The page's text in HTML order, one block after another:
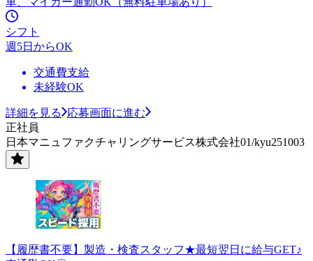
シフト
週5日からOK
交通費支給
未経験OK
詳細を見る
応募画面に進む
正社員
日本マニュファクチャリングサービス株式会社01/kyu251003
【履歴書不要】製造・検査スタッフ★最短翌日に給与GET♪